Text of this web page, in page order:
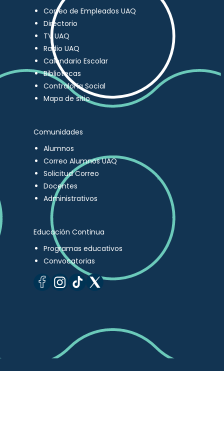
Correo de Empleados UAQ
Directorio
TV UAQ
Radio UAQ
Calendario Escolar
Bibliotecas
Contraloría Social
Mapa de sitio
Comunidades
Alumnos
Correo Alumnos UAQ
Solicitud Correo
Docentes
Administrativos
Educación Continua
Programas educativos
Convocatorias